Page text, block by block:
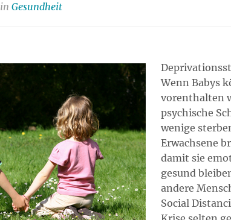
in Gesundheit
Wenn Babys
vorenthalten
psychische
wenige
Erwachsene
damit sie
gesund
andere
Social